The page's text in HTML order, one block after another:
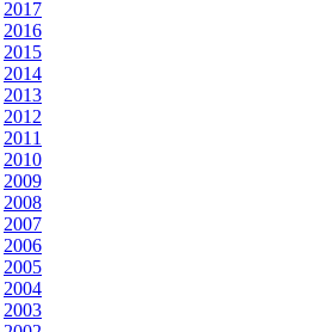
2017
2016
2015
2014
2013
2012
2011
2010
2009
2008
2007
2006
2005
2004
2003